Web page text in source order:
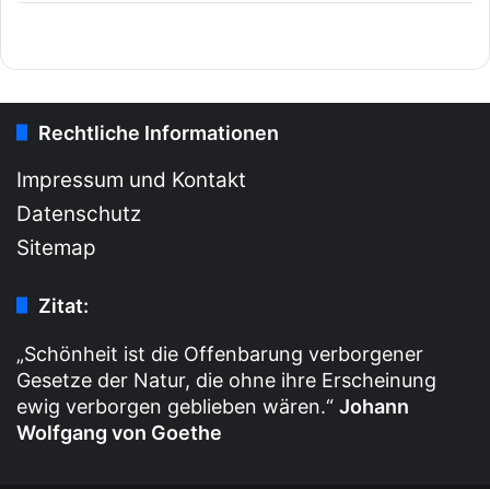
Rechtliche Informationen
Impressum und Kontakt
Datenschutz
Sitemap
Zitat:
„Schönheit ist die Offenbarung verborgener
Gesetze der Natur, die ohne ihre Erscheinung
ewig verborgen geblieben wären.“ Johann
Wolfgang von Goethe